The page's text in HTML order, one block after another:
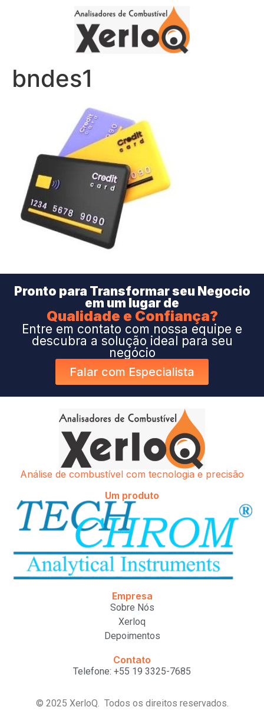
bndes1
Pronto para Transformar seu Negocio
em um lugar de
Qualidade e Confiança?
Entre em contato com nossa equipe e
descubra a solução ideal para seu
negócio
Falar com Especialista
Análise de combustível com tecnologia e precisão
Um produto
Empresa
Sobre Nós
Xerloq
Depoimentos
Contato
Telefone: +55 19 3325-7685
© 2025 XerloQ. Todos os direitos reservados.